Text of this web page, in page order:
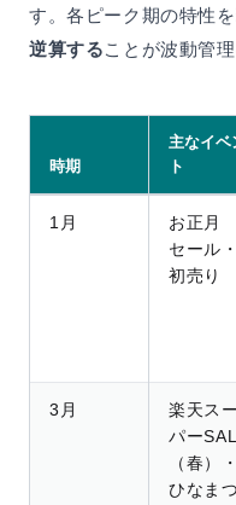
す。各ピーク期の特性を
逆算することが波動管
時期
主なイベ
ト
1月
お正月
セール・
初売り
3月
楽天スー
パー
（春）・
ひなまつ